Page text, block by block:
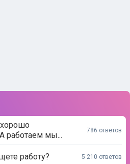
работаем мы...
786 ответов
работу? 5 210 ответов